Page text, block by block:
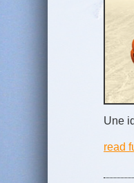
Une
read